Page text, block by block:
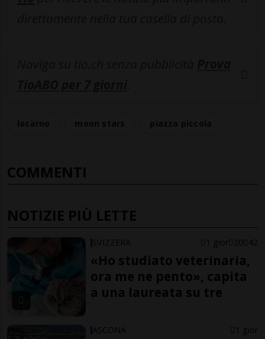
COMMENTI
NOTIZIE PIÙ LETTE
SVIZZERA 1 gior 20 42
«Ho studiato veterinaria,
ora me ne pento», capita
a una laureata su tre
ASCONA 1 gior